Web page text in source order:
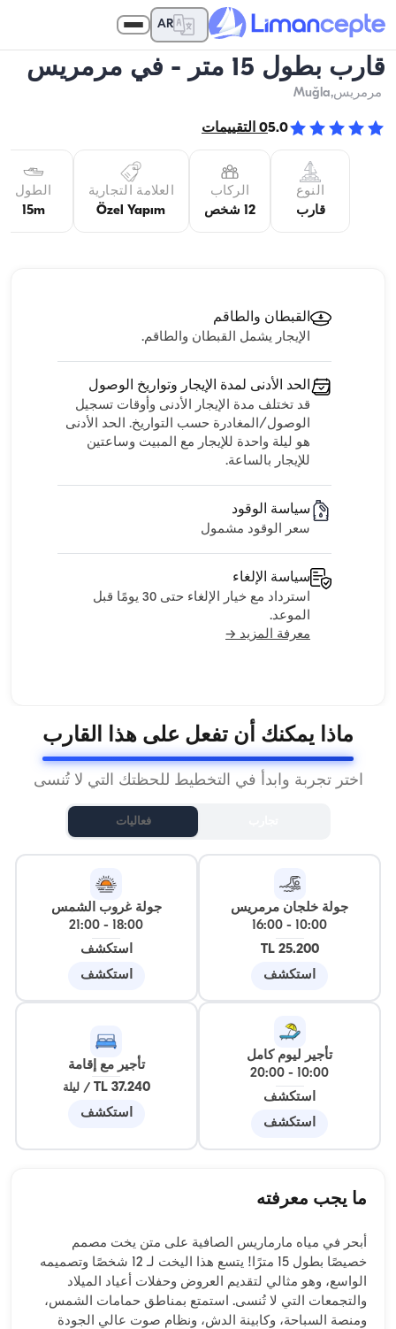
AR
قارب بطول 15 متر - في مرمريس
مرمريس,Muğla
5.0
0 التقييمات
النوع
قارب
الركاب
12 شخص
العلامة التجارية
Özel Yapım
الطول
15m
القبطان والطاقم
الإيجار يشمل القبطان والطاقم.
الحد الأدنى لمدة الإيجار وتواريخ الوصول
قد تختلف مدة الإيجار الأدنى وأوقات تسجيل
الوصول/المغادرة حسب التواريخ. الحد الأدنى
هو ليلة واحدة للإيجار مع المبيت وساعتين
للإيجار بالساعة.
سياسة الوقود
سعر الوقود مشمول
سياسة الإلغاء
استرداد مع خيار الإلغاء حتى 30 يومًا قبل
الموعد.
معرفة المزيد →
ماذا يمكنك أن تفعل على هذا القارب
اختر تجربة وابدأ في التخطيط للحظتك التي لا تُنسى
فعاليات
جولة خلجان مرمريس
10:00
-
16:00
25.200 TL
استكشف
جولة غروب الشمس
18:00
-
21:00
استكشف
استكشف
تأجير ليوم كامل
10:00
-
20:00
استكشف
استكشف
تأجير مع إقامة
37.240 TL
/ليلة
استكشف
ما يجب معرفته
أبحر في مياه مارماريس الصافية على متن يخت مصمم
خصيصًا بطول 15 مترًا! يتسع هذا اليخت لـ 12 شخصًا وتصميمه
الواسع، وهو مثالي لتقديم العروض وحفلات أعياد الميلاد
والتجمعات التي لا تُنسى. استمتع بمناطق حمامات الشمس،
ومنصة السباحة، وكابينة الدش، ونظام صوت عالي الجودة